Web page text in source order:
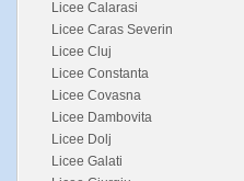
Licee Calarasi
Licee Caras Severin
Licee Cluj
Licee Constanta
Licee Covasna
Licee Dambovita
Licee Dolj
Licee Galati